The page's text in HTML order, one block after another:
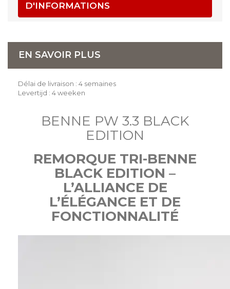
D'INFORMATIONS
EN SAVOIR PLUS
Délai de livraison : 4 semaines
Levertijd : 4 weeken
BENNE PW 3.3 BLACK
EDITION
REMORQUE TRI-BENNE
BLACK EDITION –
L’ALLIANCE DE
L’ÉLÉGANCE ET DE
FONCTIONNALITÉ